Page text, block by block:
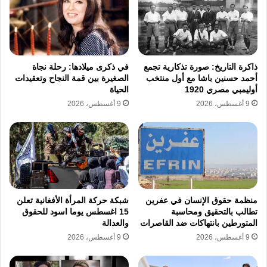
أنظار مسئولي نادي الزمالك، الذين دخلوا في
مفاوضات مكثفة ليرتدي القميص الأبيض، وفي
مدرسة الفن والهندسة سطر الكأس تاريخًا جديدًا،
وقاد الزمالك لمنصات التتويج، وأحرز 5 أهداف
حاسمة مع الفراعنة البيض خلال المشاركات
الأفريقية المختلفة، ليثبت كفاءته الفنية العالية على
الصعيد القاري، قبل أن يختتم مشواره الملاعب
بالانتقال لنادي الاتحاد السكندري زعيم الثغر.
صانع ملحمة الصعود إلى مونديال إيطاليا
1990
تظل المحطة الأبرز والأكثر خلودًا في مسيرة
الجوهرة السمراء هي مشاركته مع المنتخب
ذاكرة التاريخ: صورة تذكارية تجمع
أحمد حسنين باشا مع أول منتخب
أوليمبي مصري 1920
9 أغسطس، 2026
في ذكرى ميلادها: رحلة نجاة
الصغيرة بين قمة النجاح وتعقيدات
الحياة
9 أغسطس، 2026
منظمة حقوق الإنسان في عفرين
تطالب بالتحقيق ومحاسبة
المتورطين بانتهاكات ضد القاصرات
9 أغسطس، 2026
شبكة حركة المرأة الأفغانية تعلن
15 اغسطس يوما اسود للحقوق
والعدالة
9 أغسطس، 2026